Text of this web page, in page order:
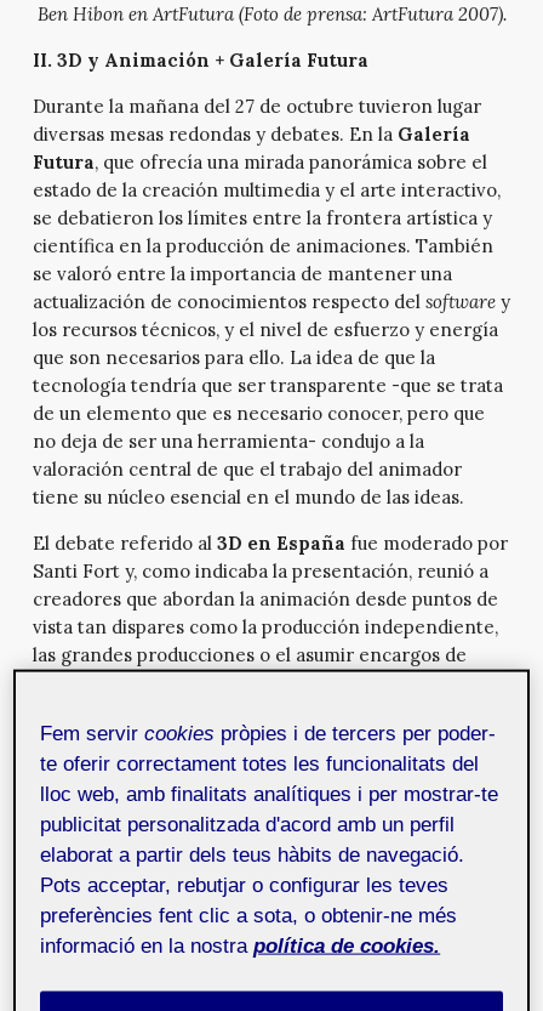
Ben Hibon en ArtFutura (Foto de prensa: ArtFutura 2007).
II. 3D y Animación + Galería Futura
Durante la mañana del 27 de octubre tuvieron lugar
diversas mesas redondas y debates. En la Galería
Futura, que ofrecía una mirada panorámica sobre el
estado de la creación multimedia y el arte interactivo,
se debatieron los límites entre la frontera artística y
científica en la producción de animaciones. También
se valoró entre la importancia de mantener una
actualización de conocimientos respecto del softwarey
los recursos técnicos, y el nivel de esfuerzo y energía
que son necesarios para ello. La idea de que la
tecnología tendría que ser transparente -que se trata
de un elemento que es necesario conocer, pero que
no deja de ser una herramienta- condujo a la
valoración central de que el trabajo del animador
tiene su núcleo esencial en el mundo de las ideas.
El debate referido al 3D en España fue moderado por
Santi Fort y, como indicaba la presentación, reunió a
creadores que abordan la animación desde puntos de
vista tan dispares como la producción independiente,
las grandes producciones o el asumir encargos de
Niko y Raúl Escolano, deNikodemo, destacaron
analogías de sus planteamientos de animación en
Flash con metodologías de trabajo próximas a los
entornos 3D. Comentaron el papel del desglose de
personajes y la reutilización de elementos en sus flujos
de trabajo. También el hecho de que en la temporada
actual deCálico Electrónicohan introducido la
interactividad en sus producciones.
Por su parte, Marco Romeo presentó su trabajo dentro
Fem servircookies pròpies i de tercers per poder-
te oferir correctament totes les funcionalitats del
lloc web, amb finalitats analítiques i per mostrar-te
publicitat personalitzada d'acord amb un perfil
elaborat a partir dels teus hàbits de navegació.
Pots acceptar, rebutjar o configurar les teves
preferències fent clic a sota, o obtenir-ne més
informació en la nostra política de cookies.